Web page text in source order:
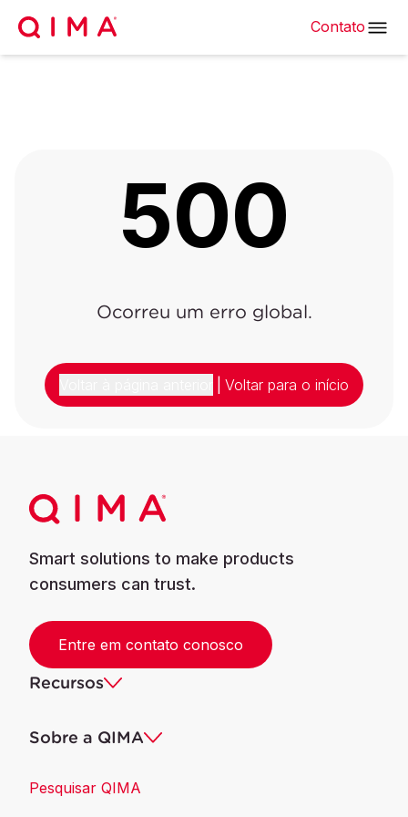
Contato
500
Ocorreu um erro global.
Voltar para o início
Smart solutions to make products
consumers can trust.
Entre em contato conosco
Recursos
Sobre a QIMA
Pesquisar QIMA